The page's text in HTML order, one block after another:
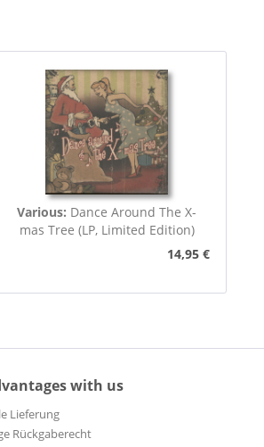
Various: Dance Around The X-
mas Tree (LP, Limited Edition)
14,95 €
with us
Lieferung
Rückgaberecht